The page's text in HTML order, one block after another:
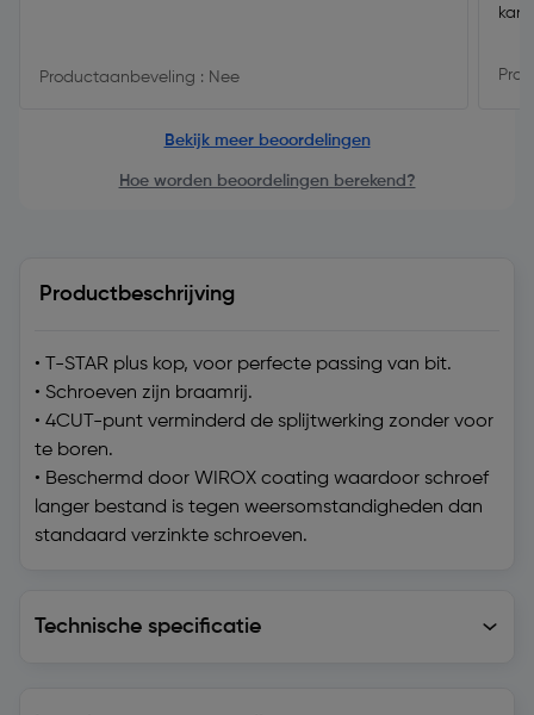
Productaanbeveling : Nee
kan
Bekijk meer beoordelingen
Hoe worden beoordelingen berekend?
Productbeschrijving
• T-STAR plus kop, voor perfecte passing van bit.
• Schroeven zijn braamrij.
• 4CUT-punt verminderd de splijtwerking zonder voor
te boren.
• Beschermd door WIROX coating waardoor schroef
langer bestand is tegen weersomstandigheden dan
standaard verzinkte schroeven.
Technische specificatie